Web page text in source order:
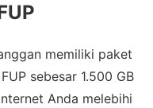
memiliki paket
sebesar 1.500 GB
Anda melebihi